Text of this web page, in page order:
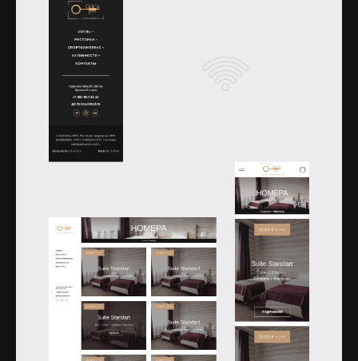
Открыть изображение
Открыть изображение